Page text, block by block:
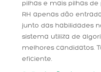
pilhas e mais pilhas
RH apenas dão
junto das habilidades
sistema utiliza de
melhores candidatos.
eficiente.